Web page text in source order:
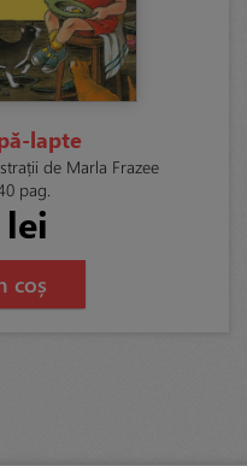
lapte
de Marla Frazee
pag.
coș